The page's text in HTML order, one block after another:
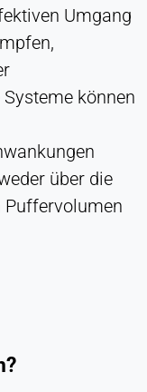
Umgang
können
über die
Puffervolumen